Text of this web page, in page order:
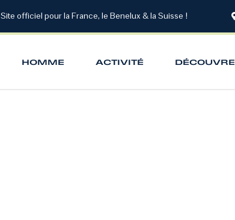
Site officiel pour la France, le Benelux & la Suisse !
HOMME ACTIVITÉ DÉCOUVRE